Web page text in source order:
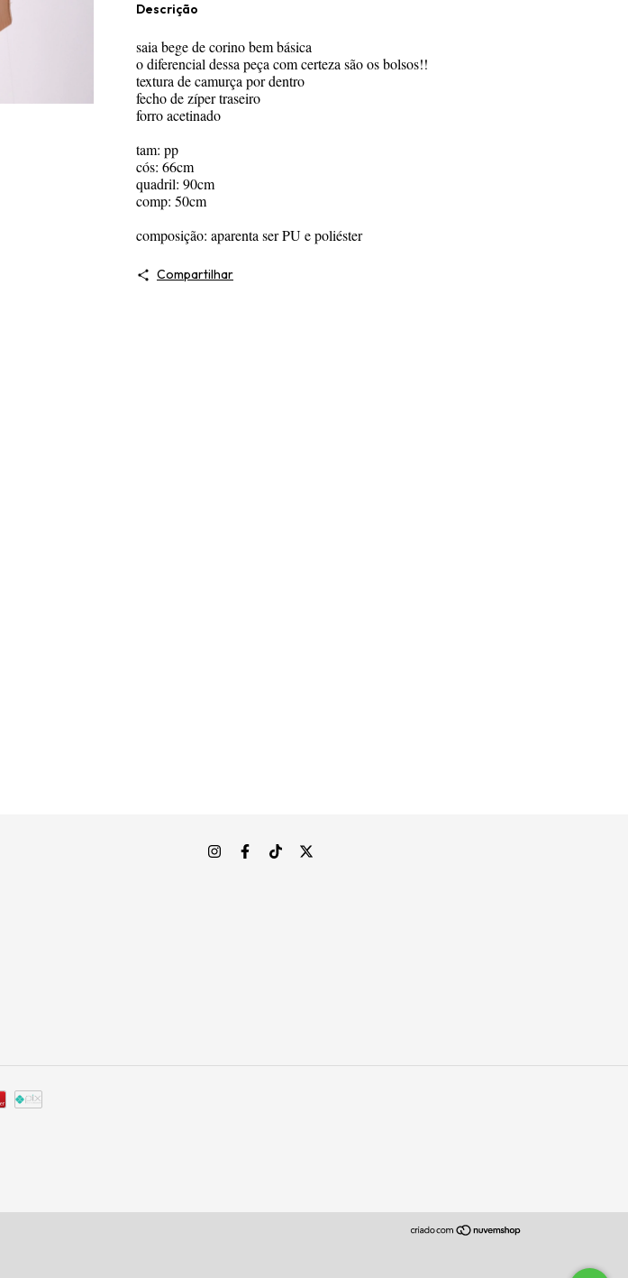
Descrição
saia bege de corino bem básica
o diferencial dessa peça com certeza são os bolsos!!
textura de camurça por dentro
fecho de zíper traseiro
forro acetinado
tam: pp
cós: 66cm
quadril: 90cm
comp: 50cm
composição: aparenta ser PU e poliéster
Compartilhar